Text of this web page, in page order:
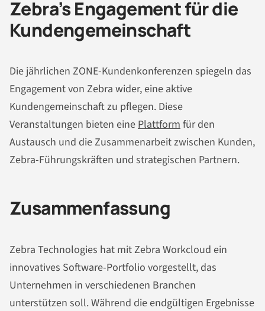
Zebra’s Engagement für die
Kundengemeinschaft
Die jährlichen ZONE-Kundenkonferenzen spiegeln das
Engagement von Zebra wider, eine aktive
Kundengemeinschaft zu pflegen. Diese
Veranstaltungen bieten einePlattformfür den
Austausch und die Zusammenarbeit zwischen Kunden,
Zebra-Führungskräften und strategischen Partnern.
Zusammenfassung
Zebra Technologies hat mit Zebra Workcloud ein
innovatives Software-Portfolio vorgestellt, das
Unternehmen in verschiedenen Branchen
unterstützen soll. Während die endgültigen Ergebnisse